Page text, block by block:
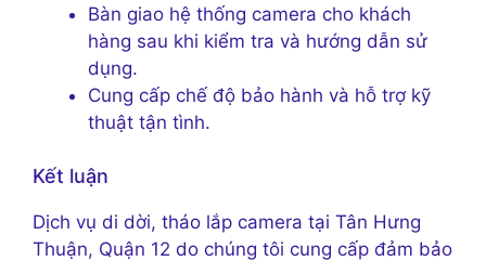
Bàn giao hệ thống camera cho khách
hàng sau khi kiểm tra và hướng dẫn sử
dụng.
Cung cấp chế độ bảo hành và hỗ trợ kỹ
thuật tận tình.
Kết luận
Dịch vụ di dời, tháo lắp camera tại Tân Hưng
Thuận, Quận 12 do chúng tôi cung cấp đảm bảo